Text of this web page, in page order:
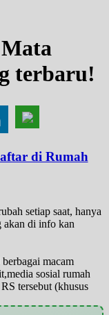
terbaru!
di Rumah
setiap saat, hanya
akan di info kan
macam
sosial rumah
tersebut (khusus